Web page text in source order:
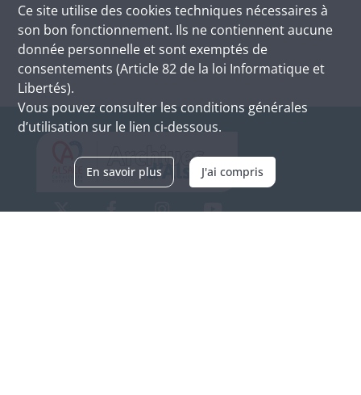
Ce site utilise des cookies techniques nécessaires à
son bon fonctionnement. Ils ne contiennent aucune
donnée personnelle et sont exemptés de
consentements (Article 82 de la loi Informatique et
Libertés).
Vous pouvez consulter les conditions générales
d’utilisation sur le lien ci-dessous.
En savoir plus J'ai compris